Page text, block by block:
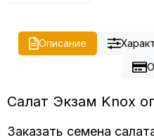
Описание
Салат Экзам Knox
Заказать семена